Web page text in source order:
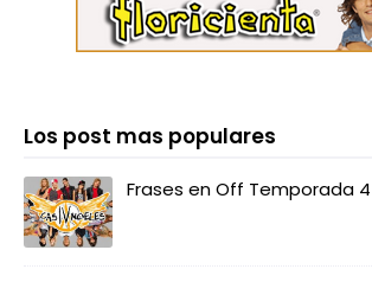
Los post mas populares
Frases en Off Temporada